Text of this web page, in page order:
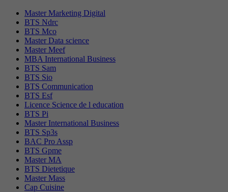
Master Marketing Digital
BTS Ndrc
BTS Mco
Master Data science
Master Meef
MBA International Business
BTS Sam
BTS Sio
BTS Communication
BTS Esf
Licence Science de l education
BTS Pi
Master International Business
BTS Sp3s
BAC Pro Assp
BTS Gpme
Master MA
BTS Dietetique
Master Mass
Cap Cuisine